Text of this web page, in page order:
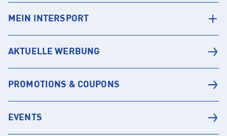
MEIN INTERSPORT
AKTUELLE WERBUNG
PROMOTIONS & COUPONS
EVENTS